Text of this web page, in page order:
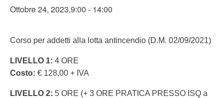
Ottobre 24, 2023,9:00 - 14:00
Corso per addetti alla lotta antincendio (D.M. 02/09/2021)
LIVELLO 1: 4 ORE
Costo: € 128,00 + IVA
LIVELLO 2: 5 ORE (+ 3 ORE PRATICA PRESSO ISQ a